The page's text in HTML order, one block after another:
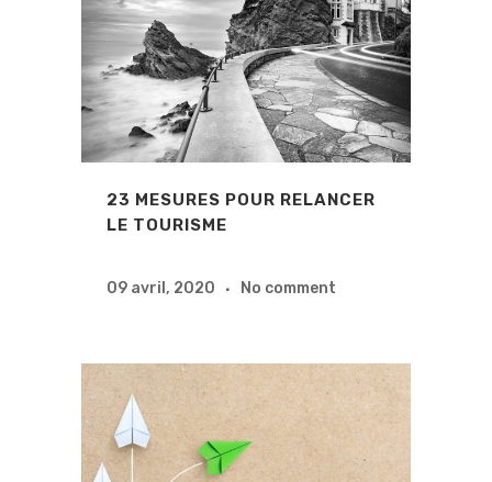
23 MESURES POUR RELANCER
LE TOURISME
09 avril, 2020 No comment